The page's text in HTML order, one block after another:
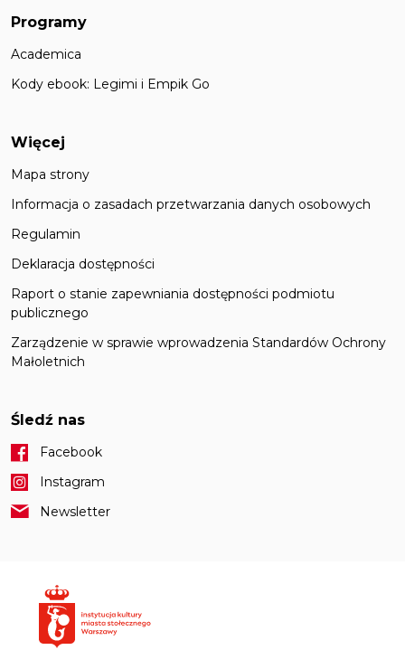
Programy
Academica
Kody ebook: Legimi i Empik Go
Więcej
Mapa strony
Informacja o zasadach przetwarzania danych osobowych
Regulamin
Deklaracja dostępności
Raport o stanie zapewniania dostępności podmiotu
publicznego
Zarządzenie w sprawie wprowadzenia Standardów Ochrony
Małoletnich
Śledź nas
Facebook
Instagram
Newsletter